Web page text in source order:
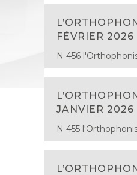
FÉVRIER 2026
N 456
JANVIER 2026
N 455